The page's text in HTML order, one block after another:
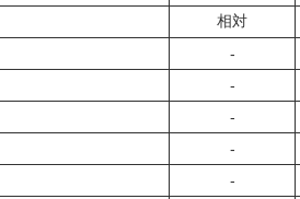
相対
‐
‐
‐
‐
‐